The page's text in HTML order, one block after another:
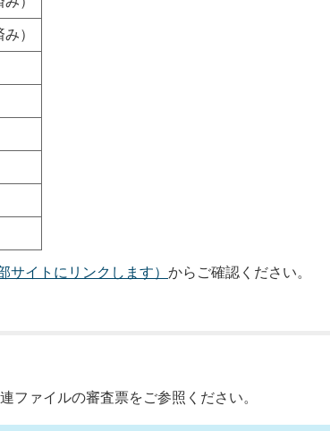
）
サイトにリンクします） からご確認ください。
ファイルの審査票をご参照ください。